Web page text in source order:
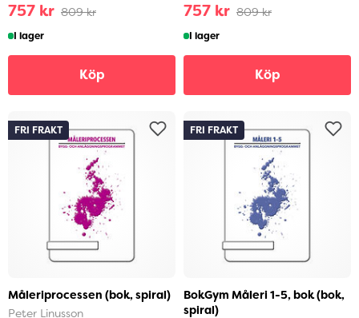
757 kr 809 kr
I lager
Köp
757 kr 809 kr
I lager
Köp
Måleriprocessen (bok, spiral)
Peter Linusson
FRI FRAKT
BokGym Måleri 1-5, bok (bok,
spiral)
FRI FRAKT